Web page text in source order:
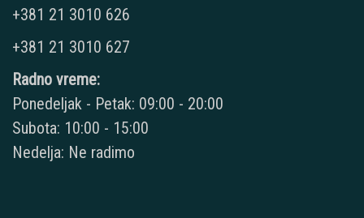
+381 21 3010 626
+381 21 3010 627
Radno vreme:
Ponedeljak - Petak: 09:00 - 20:00
Subota: 10:00 - 15:00
Nedelja: Ne radimo